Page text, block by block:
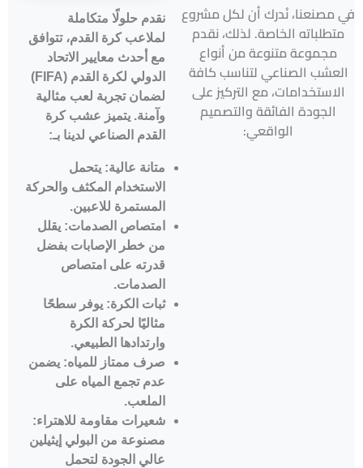
في مصنعنا، نُدرك أن لكل مشروع
متطلباته الخاصة. لذلك، نقدم
مجموعة متنوعة من أنواع
العشب الصناعي لتناسب كافة
الاستخدامات، مع التركيز على
الجودة الفائقة والتصميم
الواقعي:
نقدم حلولًا متكاملة
لملاعب كرة القدم، تتوافق
مع أحدث معايير الاتحاد
الدولي لكرة القدم (FIFA)
لضمان تجربة لعب مثالية
وآمنة. يتميز عشب كرة
القدم الصناعي لدينا بـ:
متانة عالية: يتحمل
الاستخدام المكثف والحركة
المستمرة للاعبين.
امتصاص الصدمات: يقلل
من خطر الإصابات بفضل
قدرته على امتصاص
الصدمات.
ثبات الكرة: يوفر سطحًا
مثاليًا لحركة الكرة
وارتدادها الطبيعي.
صرف ممتاز للمياه: يضمن
عدم تجمع المياه على
الملعب.
شعيرات مقاومة للاهتراء:
مصنوعة من البولي إيثيلين
عالي الجودة لتحمل